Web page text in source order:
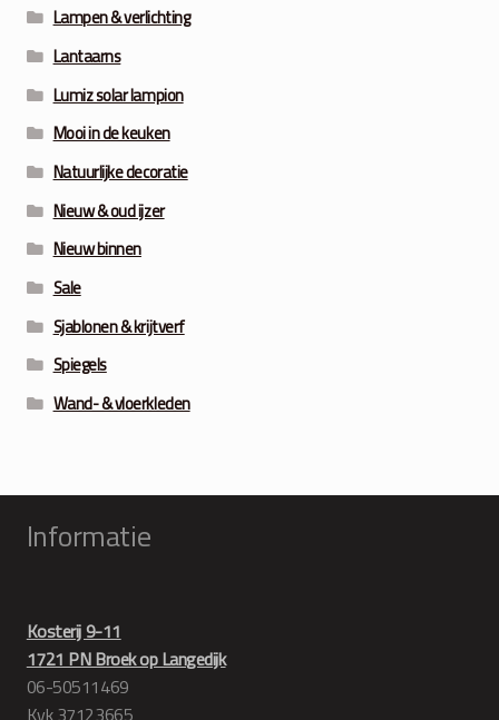
Lampen & verlichting
Lantaarns
Lumiz solar lampion
Mooi in de keuken
Natuurlijke decoratie
Nieuw & oud ijzer
Nieuw binnen
Sale
Sjablonen & krijtverf
Spiegels
Wand- & vloerkleden
Informatie
Kosterij 9-11
1721 PN Broek op Langedijk
06-50511469
Kvk 37123665